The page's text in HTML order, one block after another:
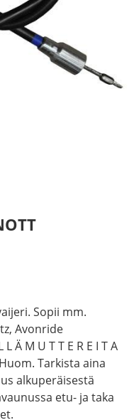
Sopii mm.
Avonride
Ä M U T T E R E I T A
Huom. Tarkista aina
alkuperäisestä
etu- ja taka